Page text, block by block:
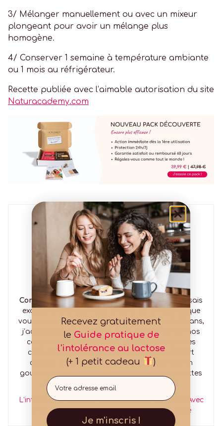
3/ Mélanger manuellement ou avec un mixeur
plongeant pour avoir un mélange plus
homogène.
4/ Conserver 1 semaine à température ambiante
ou 1 mois au réfrigérateur.
Recette publiée avec l’aimable autorisation du site
Naturacademy.com
Vincent
Hello, je suis Vincent
Comme vous, je suis intolérant au lactose
, et je sais
exactement ce que vous vivez et les difficultés que
vous rencontrez au quotidien. Depuis plus de 10 ans,
j’accompagne nos clients dans l’utilisation de nos
compléments alimentaires tout en donnant des
conseils et astuces pour améliorer leur confort
digestif. Egalement passionné de cuisine et fin
gourmet, vous trouverez dans ce blog mes recettes
préférées pour un régime sans lactose.
L’intolérance au lactose n’est pas une fatalité ! Avec
LACTOLERANCE digérez en toute tranquillité
Recevez gratuitement
le Guide pratique de
l'intolérance au lactose
(+ 1 petit cadeau
)
Email
Je m'inscris !